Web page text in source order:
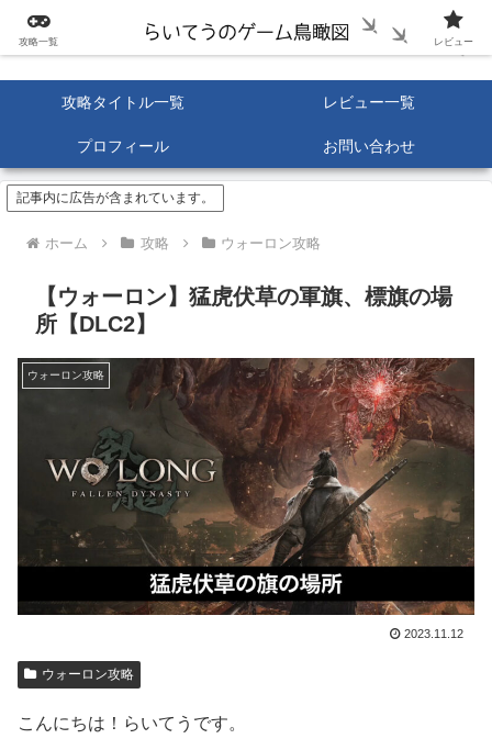
攻略タイトル一覧 レビュー一覧
プロフィール お問い合わせ
記事内に広告が含まれています。
ホーム 攻略 ウォーロン攻略
【ウォーロン】猛虎伏草の軍旗、標旗の場
所【DLC2】
ウォーロン攻略
2023.11.12
ウォーロン攻略
こんにちは！らいてうです。
攻略一覧 レビュー